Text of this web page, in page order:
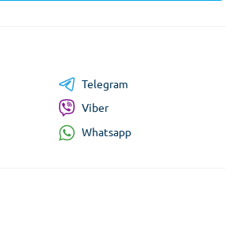
Telegram
Viber
Whatsapp